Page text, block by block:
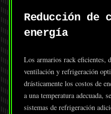
Reducción de
energía
Los armarios rack eficientes,
ventilación y refrigeración
drásticamente los costos de
a una temperatura adecuada,
sistemas de refrigeración